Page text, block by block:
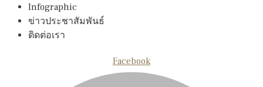
Infographic
ข่าวประชาสัมพันธ์
ติดต่อเรา
Facebook